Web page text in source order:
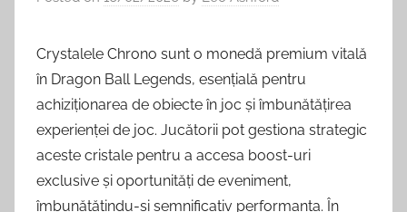
Crystalele Chrono sunt o monedă premium vitală
în Dragon Ball Legends, esențială pentru
achiziționarea de obiecte în joc și îmbunătățirea
experienței de joc. Jucătorii pot gestiona strategic
aceste cristale pentru a accesa boost-uri
exclusive și oportunități de eveniment,
îmbunătățindu-și semnificativ performanța. În